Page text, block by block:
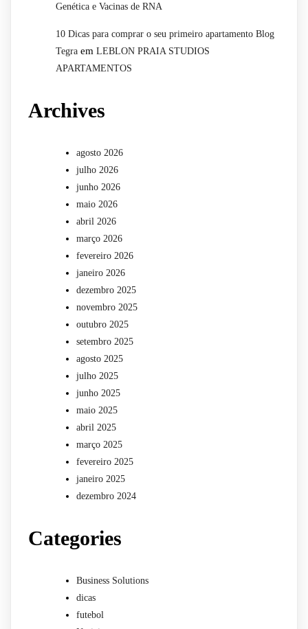
Genética e Vacinas de RNA
10 Dicas para comprar o seu primeiro apartamento Blog
Tegra em LEBLON PRAIA STUDIOS
APARTAMENTOS
Archives
agosto 2026
julho 2026
junho 2026
maio 2026
abril 2026
março 2026
fevereiro 2026
janeiro 2026
dezembro 2025
novembro 2025
outubro 2025
setembro 2025
agosto 2025
julho 2025
junho 2025
maio 2025
abril 2025
março 2025
fevereiro 2025
janeiro 2025
dezembro 2024
Categories
Business Solutions
dicas
futebol